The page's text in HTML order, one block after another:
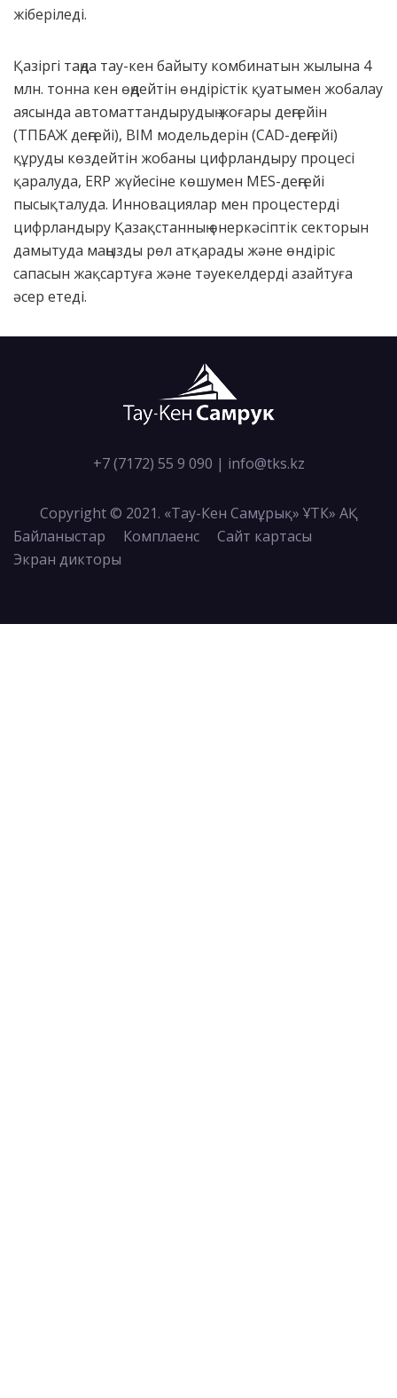
жіберіледі.
Қазіргі таңда тау-кен байыту комбинатын жылына 4
млн. тонна кен өңдейтін өндірістік қуатымен жобалау
аясында автоматтандырудың жоғары деңгейін
(ТПБАЖ деңгейі), BIM модельдерін (CAD-деңгейі)
құруды көздейтін жобаны цифрландыру процесі
қаралуда, ERP жүйесіне көшумен MES-деңгейі
пысықталуда. Инновациялар мен процестерді
цифрландыру Қазақстанның өнеркәсіптік секторын
дамытуда маңызды рөл атқарады және өндіріс
сапасын жақсартуға және тәуекелдерді азайтуға
әсер етеді.
+7 (7172) 55 9 090 | info@tks.kz
Copyright © 2021. «Тау-Кен Самұрық» ҰТК» АҚ
Байланыстар
Комплаенс
Сайт картасы
Экран дикторы